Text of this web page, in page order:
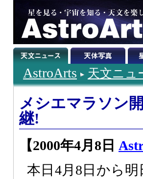
AstroArts 天文ニュ
メシエマラソン
継!
【2000年4月8日
本日4月8日から